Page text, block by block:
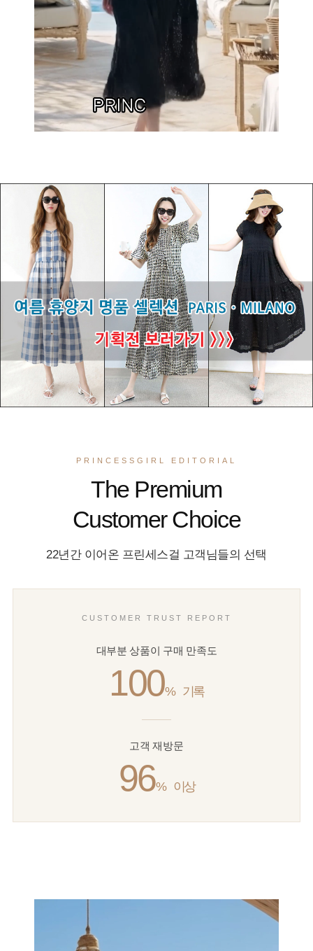
PRINCESSGIRL EDITORIAL
The Premium
Customer Choice
22년간 이어온 프린세스걸 고객님들의 선택
CUSTOMER TRUST REPORT
대부분 상품이 구매 만족도
100% 기록
고객 재방문
96% 이상